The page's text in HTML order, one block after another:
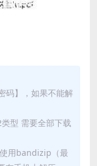
码】，如果不能解
型 需要全部下载
用bandizip（最